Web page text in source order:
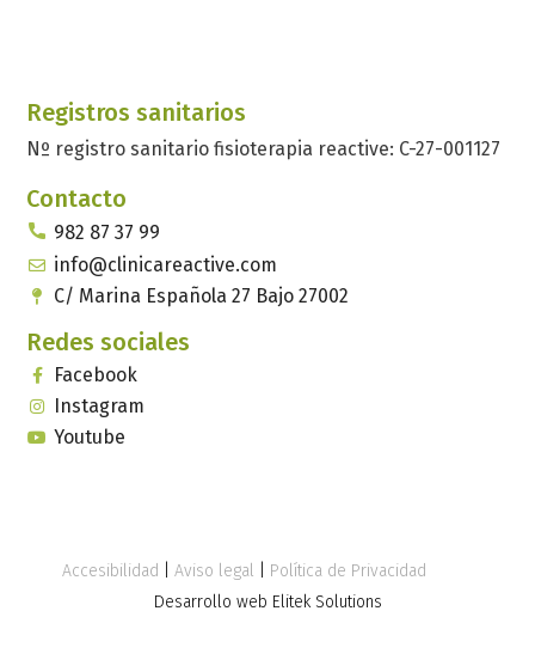
Registros sanitarios
Nº registro sanitario fisioterapia reactive: C-27-001127
Contacto
982 87 37 99
info@clinicareactive.com
C/ Marina Española 27 Bajo 27002
Redes sociales
Facebook
Instagram
Youtube
Accesibilidad Aviso legal
Política de Privacidad
Desarrollo web Elitek Solutions